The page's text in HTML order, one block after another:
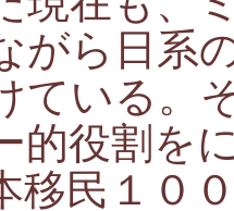
がら日系
ている。
的役割を
移民１０